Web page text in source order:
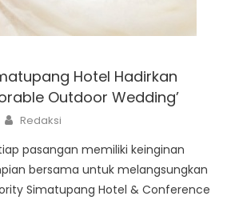
Hotel Hadirkan
Outdoor Wedding’
Author
Redaksi
pasangan memiliki keinginan
bersama untuk melangsungkan
Simatupang Hotel & Conference